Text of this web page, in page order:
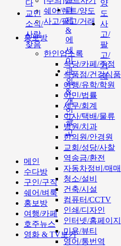
쉐어/렌트/양도
사고/팔고/거래
홍보방
한인업소록
식당/카페/주점
식품점/건강식품
여행/유학/학원
이민/법률
세무/회계
이사/택배/물류
병원/치과
한의원/안경원
교회/성당/사찰
역송금/환전
자동차정비/매매
청소/설비
건축/시설
컴퓨터/CCTV
인쇄/디자인
인터넷/홈페이지
미용/뷰티
영어/통번역
다
교민
소식/
사람
찾음
과
제
&
에
세
이
과
외
&
개
인
광
고
양
도
사
고/
팔
고/
거
래
메인
수다방
구인/구직
쉐어/벼룩
홍보방
여행/카페
호주뉴스
영화 & TV보기